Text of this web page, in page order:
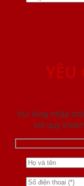
YÊU
Vui lòng nhập
với quý